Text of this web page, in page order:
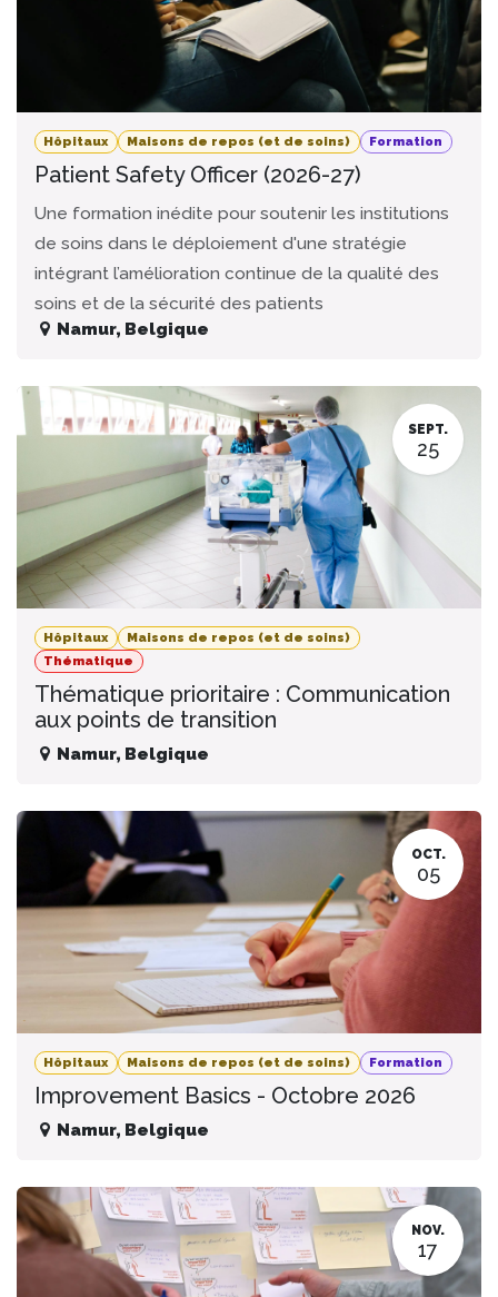
Hôpitaux Maisons de repos (et de soins) Formation
Patient Safety Officer (2026-27)
Une formation inédite pour soutenir les institutions
de soins dans le déploiement d'une stratégie
intégrant l’amélioration continue de la qualité des
soins et de la sécurité des patients
Namur, Belgique
SEPT.
25
Hôpitaux
Maisons de repos (et de soins)
Thématique
Thématique prioritaire : Communication
aux points de transition
Namur, Belgique
OCT.
05
Hôpitaux Maisons de repos (et de soins) Formation
Improvement Basics - Octobre 2026
Namur, Belgique
NOV.
17